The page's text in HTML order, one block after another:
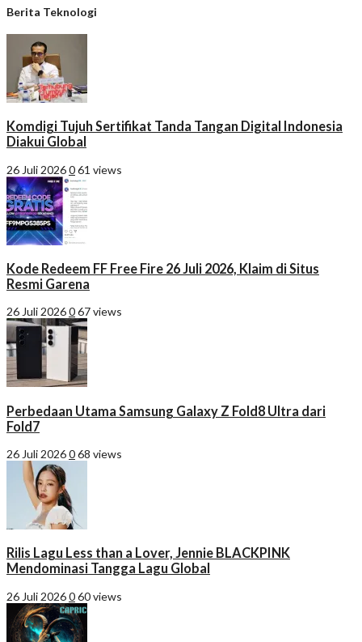
Berita Teknologi
Komdigi Tujuh Sertifikat Tanda Tangan Digital Indonesia
Diakui Global
26 Juli 2026061 views
Kode Redeem FF Free Fire 26 Juli 2026, Klaim di Situs
Resmi Garena
26 Juli 2026067 views
Perbedaan Utama Samsung Galaxy Z Fold8 Ultra dari
Fold7
26 Juli 2026068 views
Rilis Lagu Less than a Lover, Jennie BLACKPINK
Mendominasi Tangga Lagu Global
26 Juli 2026060 views